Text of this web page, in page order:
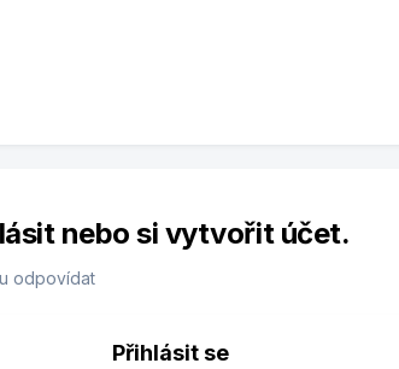
nebo si vytvořit účet.
odpovídat
Přihlásit se